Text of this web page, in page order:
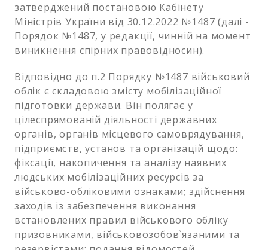
затверджений постановою Кабінету
Міністрів України від 30.12.2022 №1487 (далі -
Порядок №1487, у редакції, чинній на момент
виникнення спірних правовідносин).
Відповідно до п.2 Порядку №1487 військовий
облік є складовою змісту мобілізаційної
підготовки держави. Він полягає у
цілеспрямованій діяльності державних
органів, органів місцевого самоврядування,
підприємств, установ та організацій щодо:
фіксації, накопичення та аналізу наявних
людських мобілізаційних ресурсів за
військово-обліковими ознаками; здійснення
заходів із забезпечення виконання
встановлених правил військового обліку
призовниками, військовозобов`язаними та